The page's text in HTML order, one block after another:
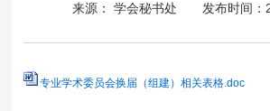
来源： 学会秘书处 发布时间
专业学术委员会换届（组建）相关表格.doc